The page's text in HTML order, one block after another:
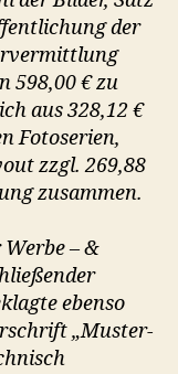
der
598,00 € zu
aus 328,12 €
Fotoserien,
zzgl. 269,88
zusammen.
– &
ebenso
„Muster-